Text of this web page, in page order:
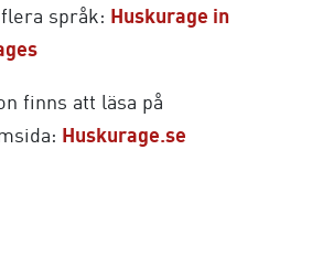
språk: Huskurage in
finns att läsa på
Huskurage.se